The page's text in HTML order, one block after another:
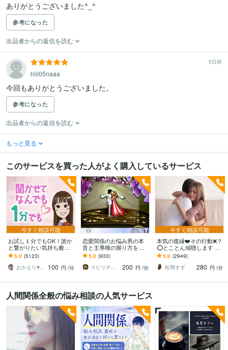
ありがとうございました^_^
参考になった
出品者からの返信を読む
5日前
hiii05naaa
今回もありがとうございました。
参考になった
出品者からの返信を読む
もっと見る
このサービスを買った人がよく購入しているサービス
今すぐ相談可能
お試し１分でもOK！誰か
と繋がりたい気持ち癒し
ます あなたが主役/カウン
セリングじゃない/ただ静
かに寄り添います
5.0 (5123)
おかえり♥️岡えり子 100 円 /分
恋愛関係のお悩み男の本
音と主導権の握り方を教
えます 発言、行動から彼
の本音が全てが丸わか
り！全部教えます。
5.0 (933)
スピリチュアルカウンセラーすすむ
200 円 /分
今すぐ相談可能
本気の復縁❤️その行動❌？
⭕️とことん傾聴します プ
ロカウンセラーが⭐️全力で
❤️最強☘アプローチしま
す
5.0 (2949)
松岡すず
280 円 /分
人間関係全般の悩み相談の人気サービス